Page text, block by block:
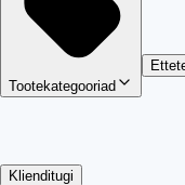
Tootekategooriad
Klienditugi